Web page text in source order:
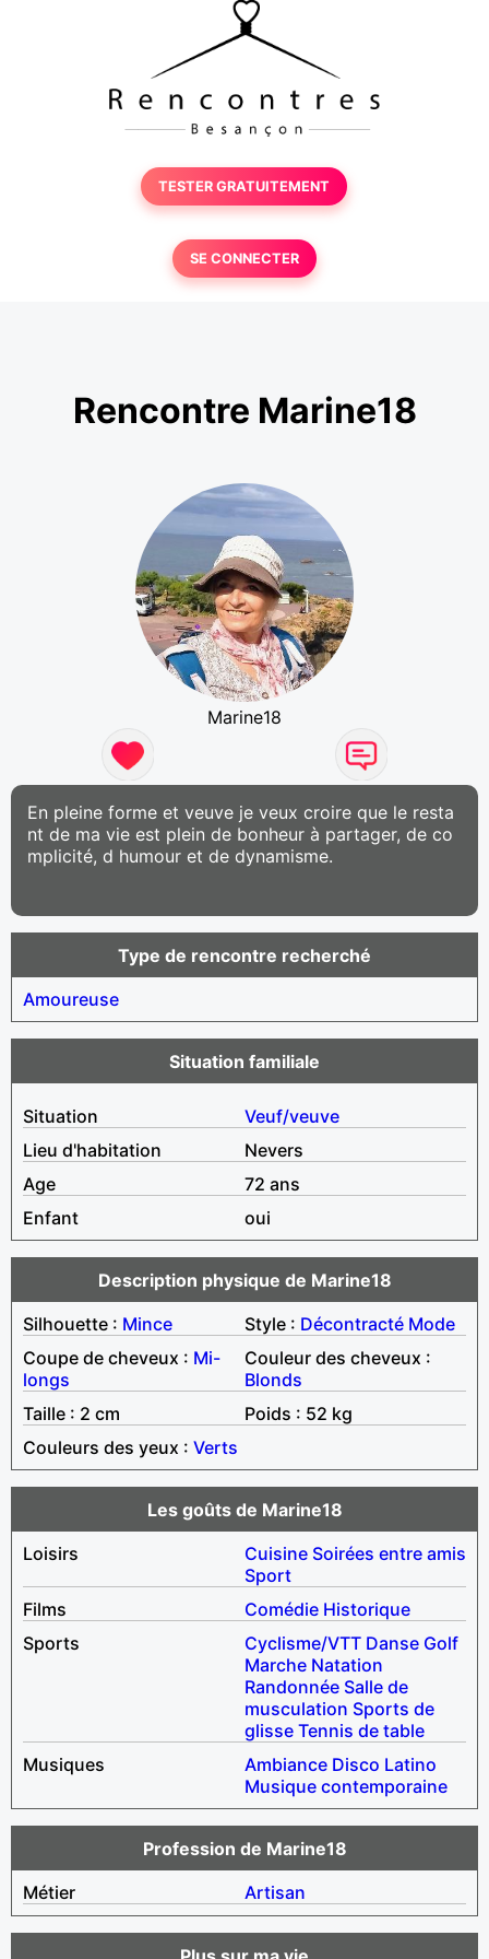
TESTER GRATUITEMENT
SE CONNECTER
Rencontre Marine18
Marine18
En pleine forme et veuve je veux croire que le resta
nt de ma vie est plein de bonheur à partager, de co
mplicité, d humour et de dynamisme.
Type de rencontre recherché
Amoureuse
Situation familiale
Situation
Veuf/veuve
Lieu d'habitation
Nevers
Age
72 ans
Enfant
oui
Description physique de Marine18
Silhouette : Mince Style : Décontracté Mode
Coupe de cheveux : Mi-
longs
Couleur des cheveux :
Blonds
Taille : 2 cm
Poids : 52 kg
Couleurs des yeux : Verts
Les goûts de Marine18
Loisirs
Cuisine Soirées entre amis
Sport
Films
Comédie Historique
Sports
Cyclisme/VTT Danse Golf
Marche Natation
Randonnée Salle de
musculation Sports de
glisse Tennis de table
Musiques
Ambiance Disco Latino
Musique contemporaine
Profession de Marine18
Métier
Artisan